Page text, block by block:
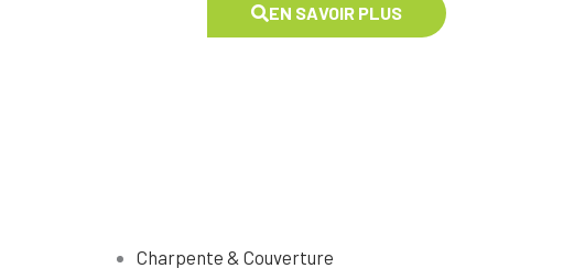
EN SAVOIR PLUS
Charpente & Couverture